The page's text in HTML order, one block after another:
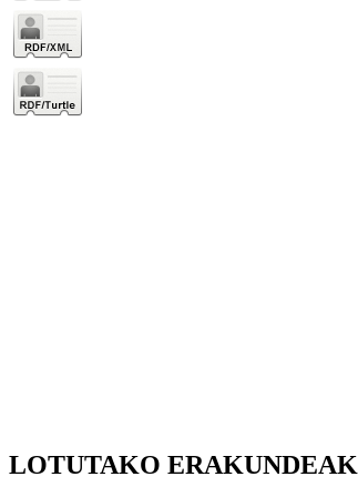
LOTUTAKO ERAKUNDEAK